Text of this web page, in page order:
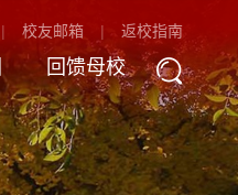
校友邮箱 返校指南
回馈母校